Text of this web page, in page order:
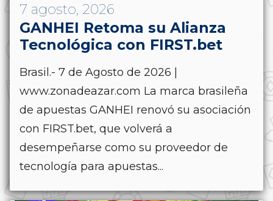
7 agosto, 2026
GANHEI Retoma su Alianza
Tecnológica con FIRST.bet
Brasil.- 7 de Agosto de 2026 |
www.zonadeazar.com La marca brasileña
de apuestas GANHEI renovó su asociación
con FIRST.bet, que volverá a
desempeñarse como su proveedor de
tecnología para apuestas...